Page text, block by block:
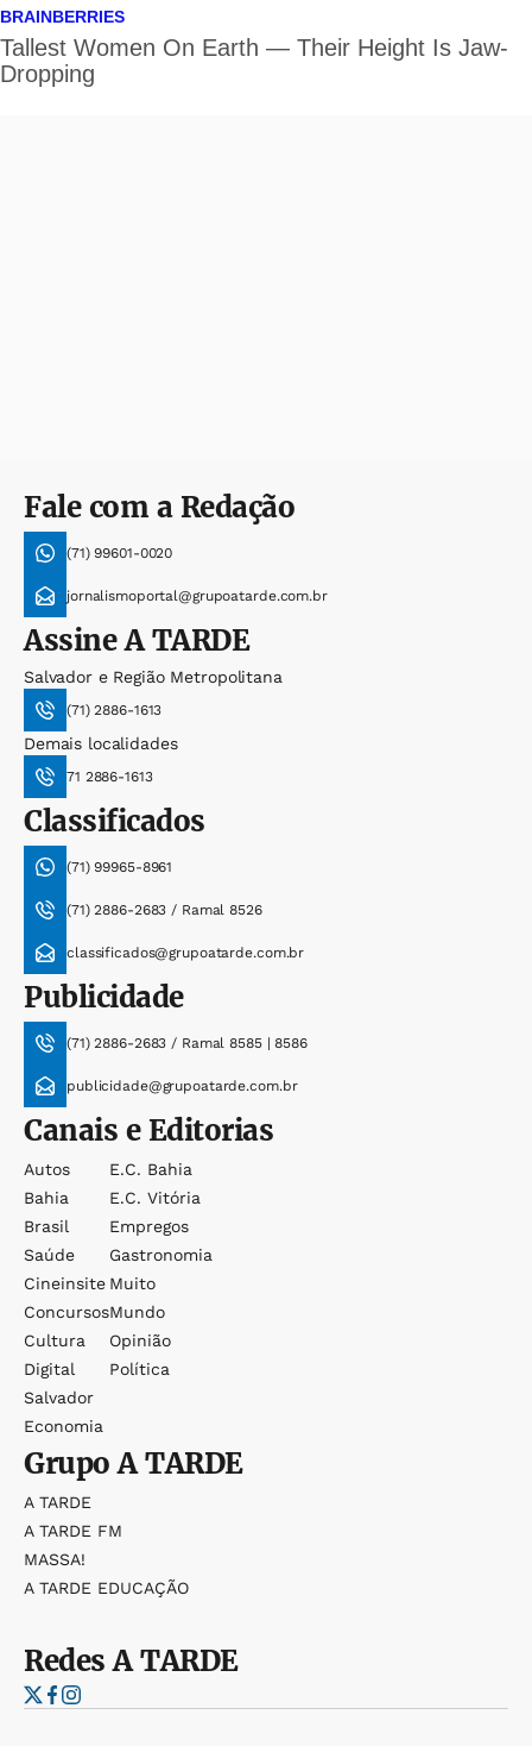
Fale com a Redação
(71) 99601-0020
jornalismoportal@grupoatarde.com.br
AssineA TARDE
Salvador e Região Metropolitana
(71) 2886-1613
Demais localidades
71 2886-1613
Classificados
(71) 99965-8961
(71) 2886-2683 / Ramal 8526
classificados@grupoatarde.com.br
Publicidade
(71) 2886-2683 / Ramal 8585 | 8586
publicidade@grupoatarde.com.br
Canais e Editorias
Autos
Bahia
Brasil
Saúde
Cineinsite
Concursos
Cultura
Digital
Salvador
Economia
E.c. Bahia
E.c. Vitória
Empregos
Gastronomia
Muito
Mundo
Opinião
Política
GrupoA TARDE
A TARDE
A TARDE FM
MASSA!
A TARDE EDUCAÇÃO
RedesA TARDE